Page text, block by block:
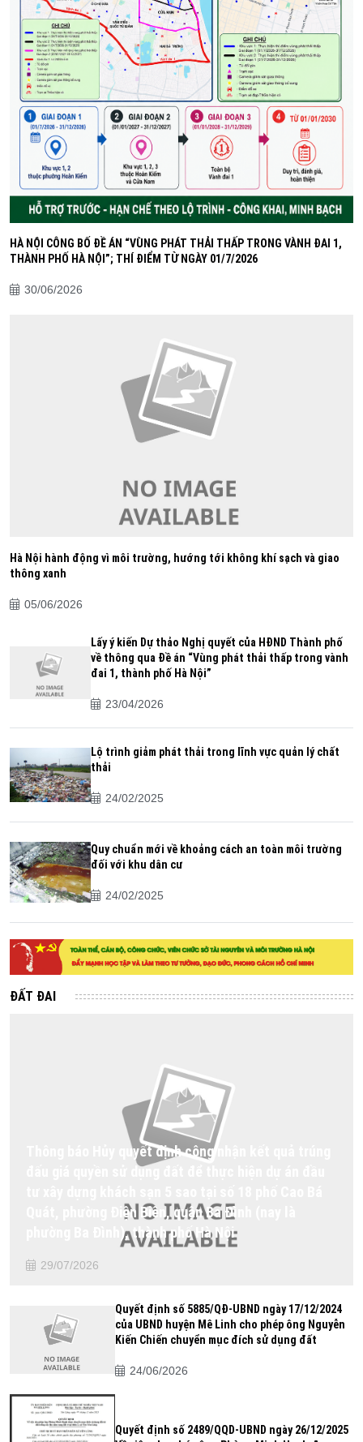
HÀ NỘI CÔNG BỐ ĐỀ ÁN “VÙNG PHÁT THẢI THẤP TRONG VÀNH ĐAI 1,
THÀNH PHỐ HÀ NỘI”; THÍ ĐIỂM TỪ NGÀY 01/7/2026
30/06/2026
Hà Nội hành động vì môi trường, hướng tới không khí sạch và giao
thông xanh
05/06/2026
Lấy ý kiến Dự thảo Nghị quyết của HĐND Thành phố
về thông qua Đề án “Vùng phát thải thấp trong vành
đai 1, thành phố Hà Nội”
23/04/2026
Lộ trình giảm phát thải trong lĩnh vực quản lý chất
thải
24/02/2025
Quy chuẩn mới về khoảng cách an toàn môi trường
đối với khu dân cư
24/02/2025
ĐẤT ĐAI
Thông báo Hủy quyết định công nhận kết quả trúng
đấu giá quyền sử dụng đất để thực hiện dự án đầu
Quát, phường Điện Biên, quận Ba Đình (nay là
phường Ba Đình), thành phố Hà Nội
29/07/2026
Quyết định số 5885/QĐ-UBND ngày 17/12/2024
của UBND huyện Mê Linh cho phép ông Nguyễn
Kiến Chiến chuyển mục đích sử dụng đất
24/06/2026
Quyết định số 2489/QQD-UBND ngày 26/12/2025